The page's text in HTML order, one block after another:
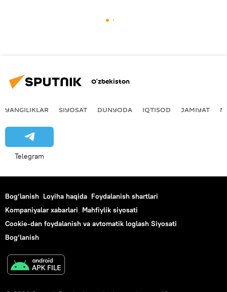
O‘zbekiston
YANGILIKLAR SIYOSAT DUNYODA IQTISOD JAMIYAT
Telegram
Bog‘lanish Loyiha haqida Foydalanish shartlari
Kompaniyalar xabarlari Mahfiylik siyosati
Cookie-dan foydalanish va avtomatik loglash Siyosati
Bog‘lanish